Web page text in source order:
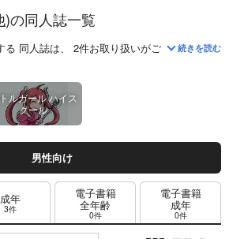
)の同人誌一覧
る 同人誌は、 2件お取り扱いがございます。「
続きを読む
ルガール ハイス
クール
男性向け
成年
3件
電子書籍
全年齢
0件
電子書籍
成年
0件